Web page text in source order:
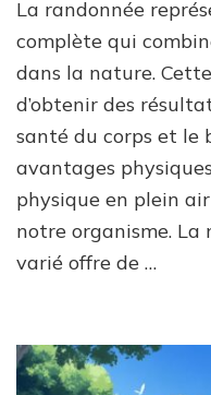
La randonnée
complète qui
dans la nature.
d’obtenir des
santé du corps et le
avantages
physique en plein
notre organisme.
varié offre de …